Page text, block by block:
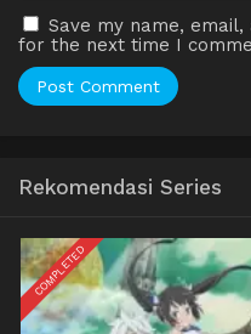
Save my name,
for the next time I
Rekomendasi Series
COMPLETED